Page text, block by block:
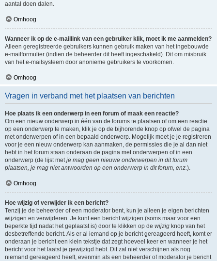
aantal doen dalen.
Omhoog
Wanneer ik op de e-maillink van een gebruiker klik, moet ik me aanmelden?
Alleen geregistreerde gebruikers kunnen gebruik maken van het ingebouwde
e-mailformulier (indien de beheerder dit heeft ingeschakeld). Dit om misbruik
van het e-mailsysteem door anonieme gebruikers te voorkomen.
Omhoog
Vragen in verband met het plaatsen van berichten
Hoe plaats ik een onderwerp in een forum of maak een reactie?
Om een nieuw onderwerp in één van de forums te plaatsen of om een reactie
op een onderwerp te maken, klik je op de bijhorende knop op ofwel de pagina
met onderwerpen of in een bepaald onderwerp. Mogelijk moet je je registreren
voor je een nieuw onderwerp kan aanmaken, de permissies die je al dan niet
hebt in het forum staan onderaan de pagina met onderwerpen of in een
onderwerp (de lijst metje mag geen nieuwe onderwerpen in dit forum
plaatsen, je mag niet antwoorden op een onderwerp in dit forum, enz.).
Omhoog
Hoe wijzig of verwijder ik een bericht?
Tenzij je de beheerder of een moderator bent, kun je alleen je eigen berichten
wijzigen en verwijderen. Je kunt een bericht wijzigen (soms maar voor een
beperkte tijd nadat het geplaatst is) door te klikken op de wijzig knop van het
desbetreffende bericht. Als er al iemand op je bericht gereageerd heeft, komt er
onderaan je bericht een klein tekstje dat zegt hoeveel keer en wanneer je het
bericht voor het laatst je gewijzigd hebt. Dit zal niet verschijnen als nog
niemand gereageerd heeft, evenmin als een beheerder of moderator je bericht